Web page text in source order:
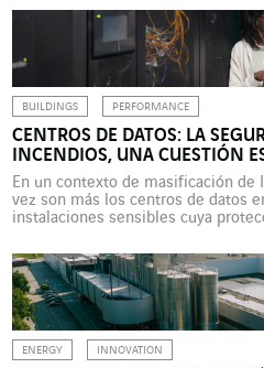
suministro eléctrico en ambos
interconexión eléctrica del Golfo
BUILDINGS PERFORMANCE
CENTROS DE DATOS: LA
INCENDIOS, UNA CUESTIÓN
En un contexto de masificación de
vez son más los centros de datos
instalaciones sensibles cuya
Los centros de datos se están
Según Cushman & […]
ENERGY INNOVATION